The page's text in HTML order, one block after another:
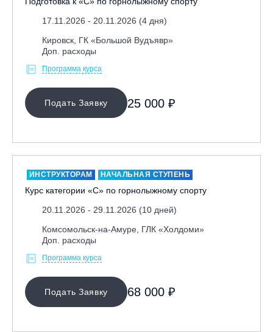
17.11.2026 - 20.11.2026 (4 дня)
Кировск, ГК «Большой Вудъявр»
Доп. расходы
Программа курса
Подать Заявку 25 000 ₽
ИНСТРУКТОРАМ НАЧАЛЬНАЯ СТУПЕНЬ
Курс категории «С» по горнолыжному спорту
20.11.2026 - 29.11.2026 (10 дней)
Комсомольск-на-Амуре, ГЛК «Холдоми»
Доп. расходы
Программа курса
Подать Заявку 68 000 ₽